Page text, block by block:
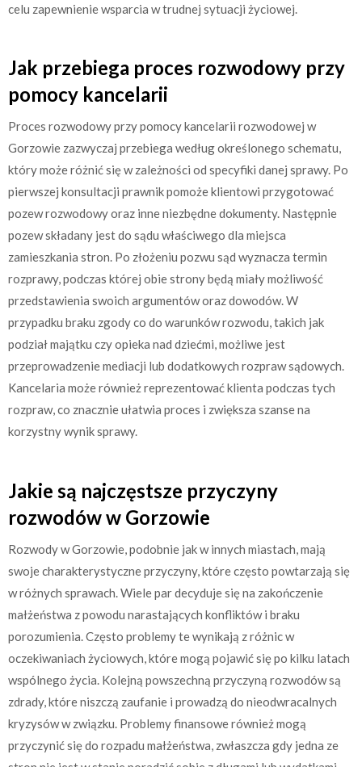
celu zapewnienie wsparcia w trudnej sytuacji życiowej.
Jak przebiega proces rozwodowy przy
pomocy kancelarii
Proces rozwodowy przy pomocy kancelarii rozwodowej w
Gorzowie zazwyczaj przebiega według określonego schematu,
który może różnić się w zależności od specyfiki danej sprawy. Po
pierwszej konsultacji prawnik pomoże klientowi przygotować
pozew rozwodowy oraz inne niezbędne dokumenty. Następnie
pozew składany jest do sądu właściwego dla miejsca
zamieszkania stron. Po złożeniu pozwu sąd wyznacza termin
rozprawy, podczas której obie strony będą miały możliwość
przedstawienia swoich argumentów oraz dowodów. W
przypadku braku zgody co do warunków rozwodu, takich jak
podział majątku czy opieka nad dziećmi, możliwe jest
przeprowadzenie mediacji lub dodatkowych rozpraw sądowych.
Kancelaria może również reprezentować klienta podczas tych
rozpraw, co znacznie ułatwia proces i zwiększa szanse na
korzystny wynik sprawy.
Jakie są najczęstsze przyczyny
rozwodów w Gorzowie
Rozwody w Gorzowie, podobnie jak w innych miastach, mają
swoje charakterystyczne przyczyny, które często powtarzają się
w różnych sprawach. Wiele par decyduje się na zakończenie
małżeństwa z powodu narastających konfliktów i braku
porozumienia. Często problemy te wynikają z różnic w
oczekiwaniach życiowych, które mogą pojawić się po kilku latach
wspólnego życia. Kolejną powszechną przyczyną rozwodów są
zdrady, które niszczą zaufanie i prowadzą do nieodwracalnych
kryzysów w związku. Problemy finansowe również mogą
przyczynić się do rozpadu małżeństwa, zwłaszcza gdy jedna ze